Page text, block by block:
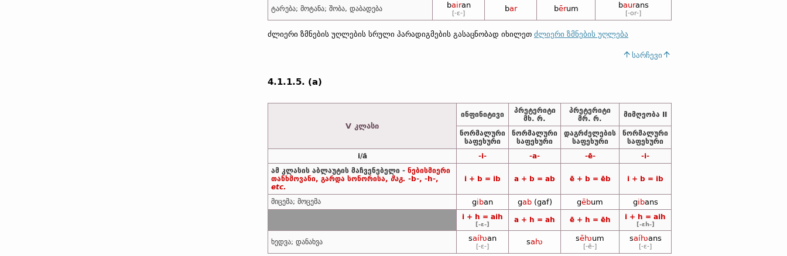
ტარება; მოტანა; შობა, დაბადება bairan
[-ɛ-]
bar bērum baurans
[-or-]
ძლიერი ზმნების უღლების სრული პარადიგმების გასაცნობად იხილეთ ძლიერი ზმნების უღლება
სარჩევი
4.1.1.5. (a)
V კლასი
ინფინიტივი
პრეტერიტი
მხ. რ.
პრეტერიტი
მრ. რ.
მიმღეობა II
ნორმალური
საფეხური
ნორმალური
საფეხური
დაგრძელების
საფეხური
ნორმალური
საფეხური
i/ă
-i- -a- -ē-
-i-
ამ კლასის აბლაუტის მაჩვენებელი - ნებისმიერი
თანხმოვანი, გარდა სონორისა, მაგ. -b-, -h-,
etc.
i + b = ib a + b = ab ē + b = ēb i + b = ib
მიცემა; მოცემა giban gab(gaf) gēbum gibans
i + h = aih
[-ɛ-]
a + h = ah ē + h = ēh i + h = aih
[-ɛh-]
ხედვა; დანახვა saíƕan
[-ɛ-]
saƕ sēƕum
[-ē-]
saíƕans
[-ɛ-]